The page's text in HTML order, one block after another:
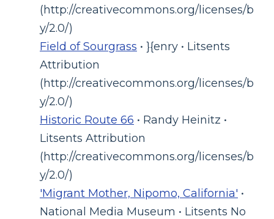
(http://creativecommons.org/licenses/b
y/2.0/)
Field of Sourgrass • }{enry • Litsents
Attribution
(http://creativecommons.org/licenses/b
y/2.0/)
Historic Route 66 • Randy Heinitz •
Litsents Attribution
(http://creativecommons.org/licenses/b
y/2.0/)
'Migrant Mother, Nipomo, California' •
National Media Museum • Litsents No